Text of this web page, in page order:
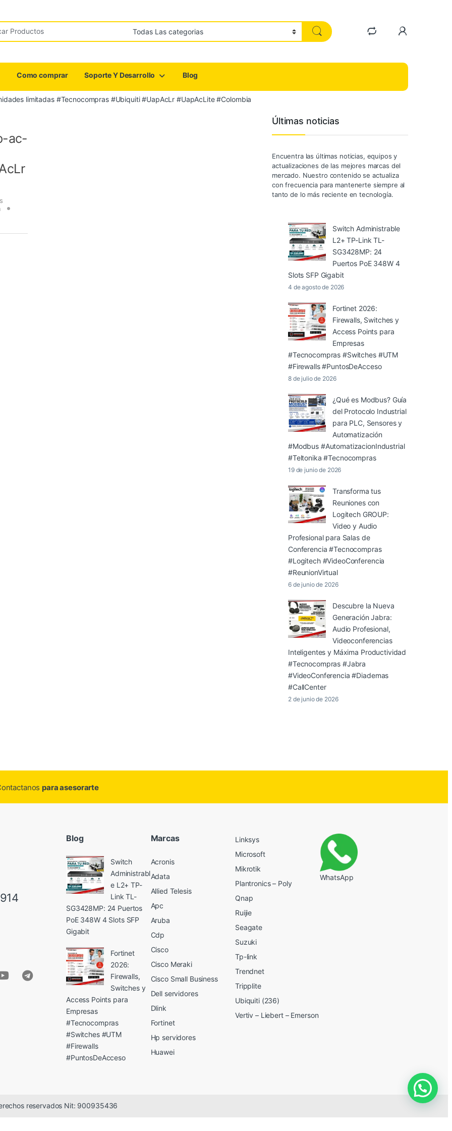
Como comprar Soporte Y Desarrollo Blog
limitadas #Tecnocompras #Ubiquiti #UapAcLr #UapAcLite #Colombia
ac-
Últimas noticias
Encuentra las últimas noticias, equipos y
actualizaciones de las mejores marcas del
mercado. Nuestro contenido se actualiza
con frecuencia para mantenerte siempre al
tanto de lo más reciente en tecnología.
Switch Administrable
L2+ TP-Link TL-
SG3428MP: 24
Puertos PoE 348W 4
Slots SFP Gigabit
4 de agosto de 2026
Fortinet 2026:
Firewalls, Switches y
Access Points para
Empresas
#Tecnocompras #Switches #UTM
#Firewalls #PuntosDeAcceso
8 de julio de 2026
¿Qué es Modbus? Guía
del Protocolo Industrial
para PLC, Sensores y
Automatización
#Modbus #AutomatizacionIndustrial
#Teltonika #Tecnocompras
19 de junio de 2026
Transforma tus
Reuniones con
Logitech GROUP:
Video y Audio
Profesional para Salas de
Conferencia #Tecnocompras
#Logitech #VideoConferencia
#ReunionVirtual
6 de junio de 2026
Descubre la Nueva
Generación Jabra:
Audio Profesional,
Videoconferencias
Inteligentes y Máxima Productividad
#Tecnocompras #Jabra
#VideoConferencia #Diademas
#CallCenter
2 de junio de 2026
para asesorarte
Blog
Switch
Administrabl
e L2+ TP-
Link TL-
SG3428MP: 24 Puertos
PoE 348W 4 Slots SFP
Gigabit
Fortinet
2026:
Firewalls,
Switches y
Access Points para
Empresas
#Tecnocompras
#Switches #UTM
#Firewalls
#PuntosDeAcceso
Marcas
Acronis
Adata
Allied Telesis
Apc
Aruba
Cdp
Cisco
Cisco Meraki
Cisco Small Business
Dell servidores
Dlink
Fortinet
Hp servidores
Huawei
Linksys
Microsoft
Mikrotik
Plantronics – Poly
Qnap
Ruijie
Seagate
Suzuki
Tp-link
Trendnet
Tripplite
Ubiquiti (236)
Vertiv – Liebert – Emerson
WhatsApp
reservados Nit: 900935436